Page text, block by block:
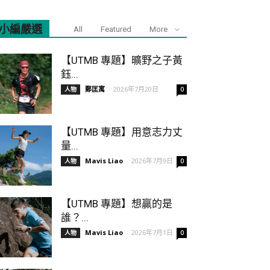
編嚴選 All Featured More
【UTMB 專題】曠野之子黃
鈺...
人物 鄭匡寓 - 2026年7月20日 0
【UTMB 專題】用意志力丈
量...
人物 Mavis Liao - 2026年7月9日 0
【UTMB 專題】想贏的是
誰？...
人物 Mavis Liao - 2026年7月1日 0